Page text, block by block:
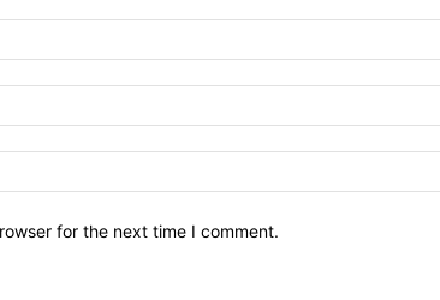
for the next time I comment.